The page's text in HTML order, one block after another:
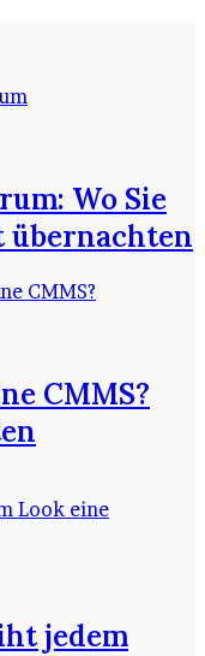
Wo Sie
übernachten
CMMS?
jedem